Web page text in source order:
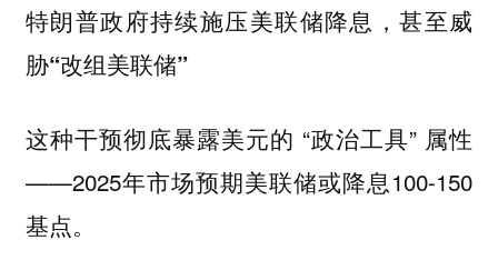
特朗普政府持续施压美联储降息，甚至威
胁“改组美联储”
这种干预彻底暴露美元的 “政治工具” 属性
——2025年市场预期美联储或降息100-150
基点。